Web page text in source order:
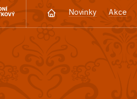
Novinky Akce